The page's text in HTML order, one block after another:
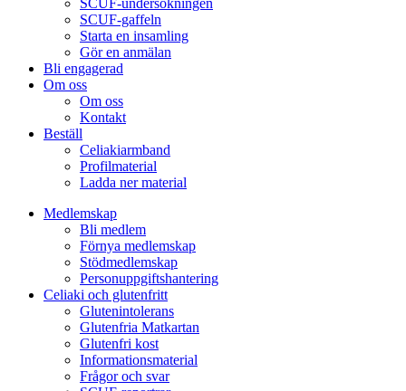
SCUF-undersökningen
SCUF-gaffeln
Starta en insamling
Gör en anmälan
Bli engagerad
Om oss
Om oss
Kontakt
Beställ
Celiakiarmband
Profilmaterial
Ladda ner material
Medlemskap
Bli medlem
Förnya medlemskap
Stödmedlemskap
Personuppgiftshantering
Celiaki och glutenfritt
Glutenintolerans
Glutenfria Matkartan
Glutenfri kost
Informationsmaterial
Frågor och svar